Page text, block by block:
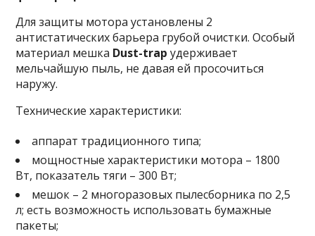
Для защиты мотора установлены 2
антистатических барьера грубой очистки. Особый
материал мешка Dust-trap удерживает
мельчайшую пыль, не давая ей просочиться
наружу.
Технические характеристики:
аппарат традиционного типа;
мощностные характеристики мотора – 1800
Вт, показатель тяги – 300 Вт;
мешок – 2 многоразовых пылесборника по 2,5
л; есть возможность использовать бумажные
пакеты;